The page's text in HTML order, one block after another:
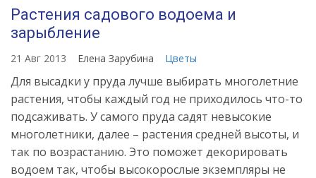
Растения садового водоема и
зарыбление
21 Авг 2013 Елена Зарубина Цветы
Для высадки у пруда лучше выбирать многолетние
растения, чтобы каждый год не приходилось что-то
подсаживать. У самого пруда садят невысокие
многолетники, далее – растения средней высоты, и
так по возрастанию. Это поможет декорировать
водоем так, чтобы высокорослые экземпляры не